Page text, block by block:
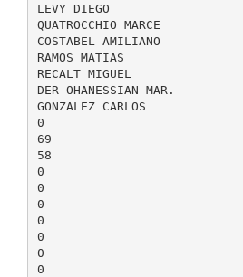
LEVY DIEGO
QUATROCCHIO MARCE
COSTABEL AMILIANO
RAMOS MATIAS
RECALT MIGUEL
DER OHANESSIAN MAR.
GONZALEZ CARLOS
0
69
58
0
0
0
0
0
0
0